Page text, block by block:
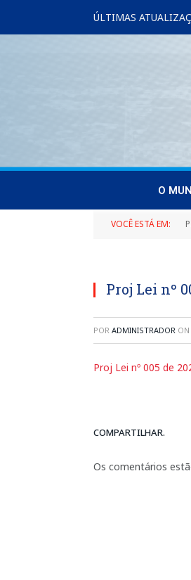
ÚLTIMAS
O
VOCÊ ESTÁ EM:
Proj Lei nº
POR ADMINISTRADOR ON
Proj Lei nº 005 de
COMPARTILHAR.
Os comentários